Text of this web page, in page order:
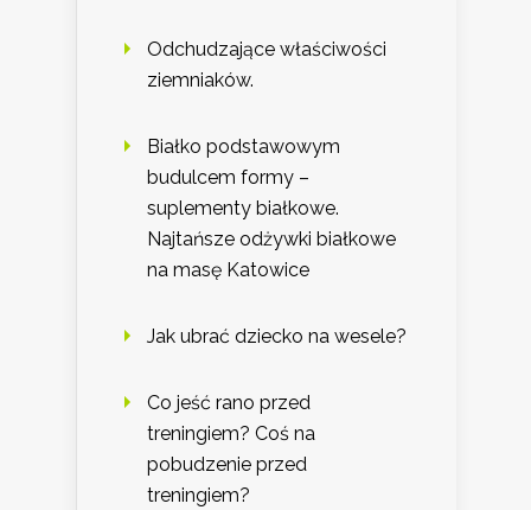
Odchudzające właściwości
ziemniaków.
Białko podstawowym
budulcem formy –
suplementy białkowe.
Najtańsze odżywki białkowe
na masę Katowice
Jak ubrać dziecko na wesele?
Co jeść rano przed
treningiem? Coś na
pobudzenie przed
treningiem?